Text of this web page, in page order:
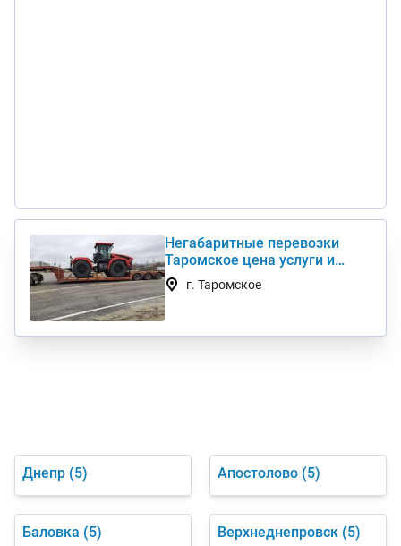
Негабаритные перевозки
Таромское цена услуги и
стоимость 1 км недорого
г. Таромское
Днепр (5) Апостолово (5)
Баловка (5) Верхнеднепровск (5)